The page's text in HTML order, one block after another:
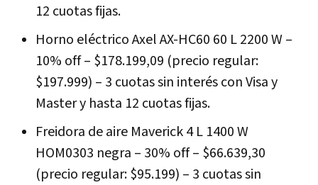
12 cuotas fijas.
Horno eléctrico Axel AX-HC60 60 L 2200 W –
10% off – $178.199,09 (precio regular:
$197.999) – 3 cuotas sin interés con Visa y
Master y hasta 12 cuotas fijas.
Freidora de aire Maverick 4 L 1400 W
HOM0303 negra – 30% off – $66.639,30
(precio regular: $95.199) – 3 cuotas sin